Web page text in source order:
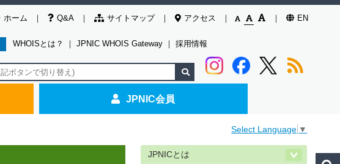
ホーム Q&A サイトマップ アクセス EN
WHOISとは？ ｜ JPNIC WHOIS Gateway ｜ 採用情報
JPNIC会員
Select Language ▼
JPNICとは